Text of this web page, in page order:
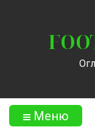
Меню